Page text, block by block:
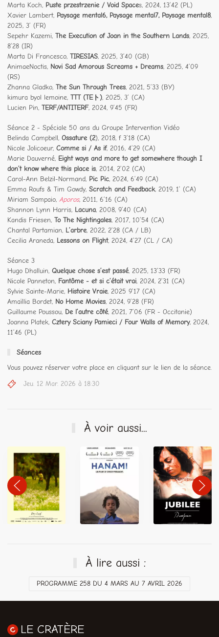
Marta Koch, Puste przestrzenie / Void Spaces, 2024, 13’42 (PL)
Xavier Lambert, Paysage mental6, Paysage mental7, Paysage mental8,
2025, 3’ (FR)
Sepehr Kazemi, The Execution of Joan in the Southern Lands, 2025,
8’28 (IR)
Marta Di Francesco, TIRESIAS, 2025, 3’40 (GB)
AnimaeNoctis, Novi Sad Amorous Screams + Dreams, 2025, 4’09
(RS)
Zhanna Gladko, The Sun Through Trees, 2021, 5’33 (BY)
kimura byol lemoine, TTT (TEト), 2025, 3’ (CA)
Lucien Pin, TERF/ANTITERF, 2024, 9’45 (FR)
Séance 2 - Spéciale 50 ans du Groupe Intervention Vidéo
Belinda Campbell, Ossature (2), 2018, f 3’18 (CA)
Nicole Jolicoeur, Comme si / As if, 2016, 4’29 (CA)
Marie Dauverné, Eight ways and more to get somewhere though I
don’t know where this place is, 2014, 2’02 (CA)
Carol-Ann Belzil-Normand, Pic Pic, 2024, 6’49 (CA)
Emma Roufs & Tim Gowdy, Scratch and Feedback, 2019, 1’ (CA)
Miriam Sampaio, Aporos, 2011, 6’16 (CA)
Shannon Lynn Harris, Lacuna, 2008, 9’40 (CA)
Kandis Friesen, To The Nightingales, 2017, 10’54 (CA)
Chantal Partamian, L’arbre, 2022, 2’28 (CA / LB)
Cecilia Araneda, Lessons on Flight, 2024, 4’27 (CL / CA)
Séance 3
Hugo Dhalluin, Quelque chose s’est passé, 2025, 13’33 (FR)
Nicole Panneton, Fantôme - et si c’était vrai, 2024, 2’31 (CA)
Sylvie Sainte-Marie, Histoire Vraie, 2025 9’17 (CA)
Amaïllia Bordet, No Home Movies, 2024, 9’28 (FR)
Guillaume Poussou, De l’autre côté, 2021, 7’06 (FR - Occitanie)
Joanna Platek, Cztery Sciany Pamieci / Four Walls of Memory, 2024,
11’46 (PL)
Séances
Vous pouvez réserver votre place en cliquant sur le lien de la séance.
Jeu. 12 Mar. 2026 à 18:30
À voir aussi...
À lire aussi :
PROGRAMME 258 DU 4 MARS AU 7 AVRIL 2026
LE CRATÈRE